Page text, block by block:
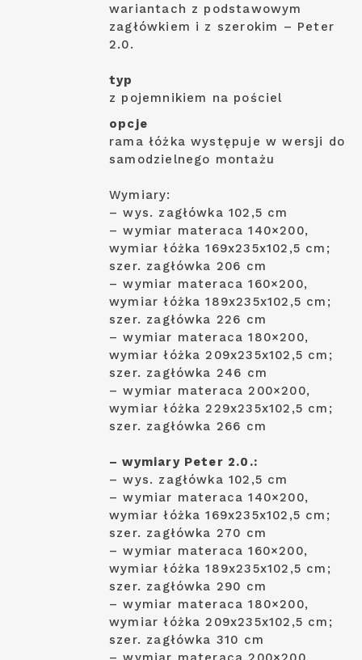
wariantach z podstawowym
zagłówkiem i z szerokim – Peter
2.0.
typ
z pojemnikiem na pościel
opcje
rama łóżka występuje w wersji do
samodzielnego montażu
Wymiary:
– wys. zagłówka 102,5 cm
– wymiar materaca 140×200,
wymiar łóżka 169x235x102,5 cm;
szer. zagłówka 206 cm
– wymiar materaca 160×200,
wymiar łóżka 189x235x102,5 cm;
szer. zagłówka 226 cm
– wymiar materaca 180×200,
wymiar łóżka 209x235x102,5 cm;
szer. zagłówka 246 cm
– wymiar materaca 200×200,
wymiar łóżka 229x235x102,5 cm;
szer. zagłówka 266 cm
– wymiary Peter 2.0.:
– wys. zagłówka 102,5 cm
– wymiar materaca 140×200,
wymiar łóżka 169x235x102,5 cm;
szer. zagłówka 270 cm
– wymiar materaca 160×200,
wymiar łóżka 189x235x102,5 cm;
szer. zagłówka 290 cm
– wymiar materaca 180×200,
wymiar łóżka 209x235x102,5 cm;
szer. zagłówka 310 cm